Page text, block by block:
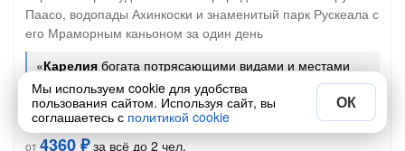
Паасо, водопады Ахинкоски и знаменитый парк Рускеала с
его Мраморным каньоном за один день
«Карелия богата потрясающими видами и местами
силы»
17 авг в 09:00
19 авг в 09:00
от4360 ₽за всё до 2 чел.
Мы используем cookie для удобства
пользования сайтом. Используя сайт, вы
соглашаетесь с политикой cookie
ОК